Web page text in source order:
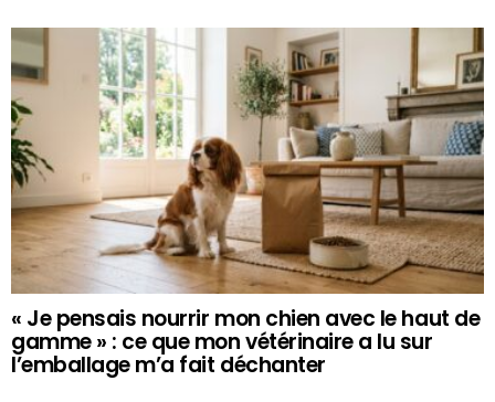
« Je pensais nourrir mon chien avec le haut de
gamme » : ce que mon vétérinaire a lu sur
l’emballage m’a fait déchanter